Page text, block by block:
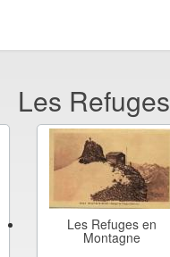
Les Refuges
Les Refuges en
Montagne